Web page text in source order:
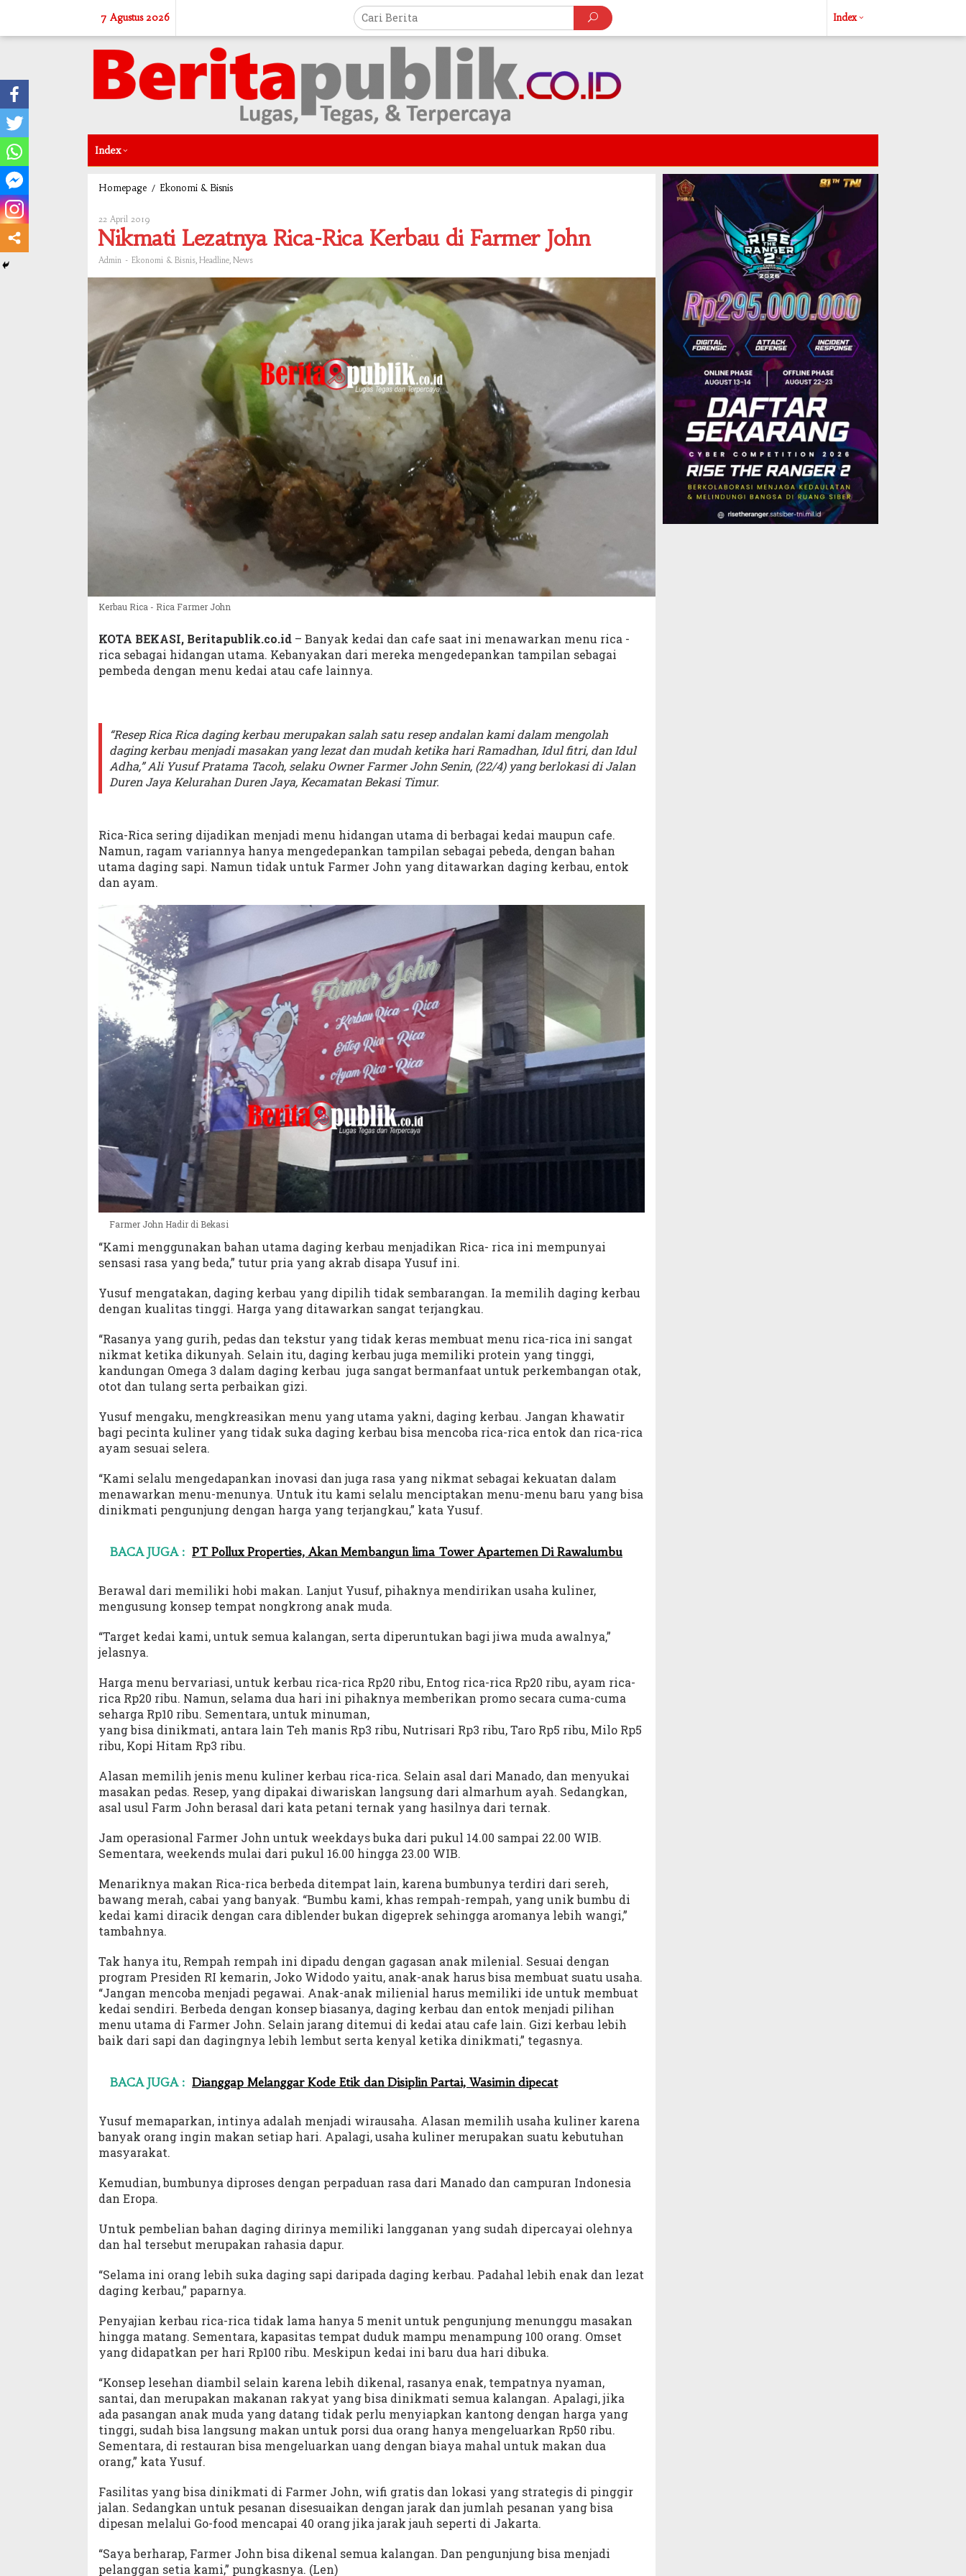
7 Agustus 2026 Index
Index
Homepage / Ekonomi & Bisnis
Kerbau
Farmer
John
22 April 2019
Admin
Nikmati Lezatnya Rica-Rica Kerbau di Farmer John
Admin - Ekonomi & Bisnis, Headline, News
Kerbau Rica - Rica Farmer John
KOTA BEKASI, Beritapublik.co.id – Banyak kedai dan cafe saat ini menawarkan menu rica -
rica sebagai hidangan utama. Kebanyakan dari mereka mengedepankan tampilan sebagai
pembeda dengan menu kedai atau cafe lainnya.
“Resep Rica Rica daging kerbau merupakan salah satu resep andalan kami dalam mengolah
daging kerbau menjadi masakan yang lezat dan mudah ketika hari Ramadhan, Idul fitri, dan Idul
Adha,” Ali Yusuf Pratama Tacoh, selaku Owner Farmer John Senin, (22/4) yang berlokasi di Jalan
Duren Jaya Kelurahan Duren Jaya, Kecamatan Bekasi Timur.
Rica-Rica sering dijadikan menjadi menu hidangan utama di berbagai kedai maupun cafe.
Namun, ragam variannya hanya mengedepankan tampilan sebagai pebeda, dengan bahan
utama daging sapi. Namun tidak untuk Farmer John yang ditawarkan daging kerbau, entok
dan ayam.
Farmer John Hadir di Bekasi
“Kami menggunakan bahan utama daging kerbau menjadikan Rica- rica ini mempunyai
sensasi rasa yang beda,” tutur pria yang akrab disapa Yusuf ini.
Yusuf mengatakan, daging kerbau yang dipilih tidak sembarangan. Ia memilih daging kerbau
dengan kualitas tinggi. Harga yang ditawarkan sangat terjangkau.
“Rasanya yang gurih, pedas dan tekstur yang tidak keras membuat menu rica-rica ini sangat
nikmat ketika dikunyah. Selain itu, daging kerbau juga memiliki protein yang tinggi,
kandungan Omega 3 dalam daging kerbau juga sangat bermanfaat untuk perkembangan otak,
otot dan tulang serta perbaikan gizi.
Yusuf mengaku, mengkreasikan menu yang utama yakni, daging kerbau. Jangan khawatir
bagi pecinta kuliner yang tidak suka daging kerbau bisa mencoba rica-rica entok dan rica-rica
ayam sesuai selera.
“Kami selalu mengedapankan inovasi dan juga rasa yang nikmat sebagai kekuatan dalam
menawarkan menu-menunya. Untuk itu kami selalu menciptakan menu-menu baru yang bisa
dinikmati pengunjung dengan harga yang terjangkau,” kata Yusuf.
BACA JUGA : PT Pollux Properties, Akan Membangun lima Tower Apartemen Di Rawalumbu
Berawal dari memiliki hobi makan. Lanjut Yusuf, pihaknya mendirikan usaha kuliner,
mengusung konsep tempat nongkrong anak muda.
“Target kedai kami, untuk semua kalangan, serta diperuntukan bagi jiwa muda awalnya,”
jelasnya.
Harga menu bervariasi, untuk kerbau rica-rica Rp20 ribu, Entog rica-rica Rp20 ribu, ayam rica-
rica Rp20 ribu. Namun, selama dua hari ini pihaknya memberikan promo secara cuma-cuma
seharga Rp10 ribu. Sementara, untuk minuman,
yang bisa dinikmati, antara lain Teh manis Rp3 ribu, Nutrisari Rp3 ribu, Taro Rp5 ribu, Milo Rp5
ribu, Kopi Hitam Rp3 ribu.
Alasan memilih jenis menu kuliner kerbau rica-rica. Selain asal dari Manado, dan menyukai
masakan pedas. Resep, yang dipakai diwariskan langsung dari almarhum ayah. Sedangkan,
asal usul Farm John berasal dari kata petani ternak yang hasilnya dari ternak.
Jam operasional Farmer John untuk weekdays buka dari pukul 14.00 sampai 22.00 WIB.
Sementara, weekends mulai dari pukul 16.00 hingga 23.00 WIB.
Menariknya makan Rica-rica berbeda ditempat lain, karena bumbunya terdiri dari sereh,
bawang merah, cabai yang banyak. “Bumbu kami, khas rempah-rempah, yang unik bumbu di
kedai kami diracik dengan cara diblender bukan digeprek sehingga aromanya lebih wangi,”
tambahnya.
Tak hanya itu, Rempah rempah ini dipadu dengan gagasan anak milenial. Sesuai dengan
program Presiden RI kemarin, Joko Widodo yaitu, anak-anak harus bisa membuat suatu usaha.
“Jangan mencoba menjadi pegawai. Anak-anak milienial harus memiliki ide untuk membuat
kedai sendiri. Berbeda dengan konsep biasanya, daging kerbau dan entok menjadi pilihan
menu utama di Farmer John. Selain jarang ditemui di kedai atau cafe lain. Gizi kerbau lebih
baik dari sapi dan dagingnya lebih lembut serta kenyal ketika dinikmati,” tegasnya.
BACA JUGA : Dianggap Melanggar Kode Etik dan Disiplin Partai, Wasimin dipecat
Yusuf memaparkan, intinya adalah menjadi wirausaha. Alasan memilih usaha kuliner karena
banyak orang ingin makan setiap hari. Apalagi, usaha kuliner merupakan suatu kebutuhan
masyarakat.
Kemudian, bumbunya diproses dengan perpaduan rasa dari Manado dan campuran Indonesia
dan Eropa.
Untuk pembelian bahan daging dirinya memiliki langganan yang sudah dipercayai olehnya
dan hal tersebut merupakan rahasia dapur.
“Selama ini orang lebih suka daging sapi daripada daging kerbau. Padahal lebih enak dan lezat
daging kerbau,” paparnya.
Penyajian kerbau rica-rica tidak lama hanya 5 menit untuk pengunjung menunggu masakan
hingga matang. Sementara, kapasitas tempat duduk mampu menampung 100 orang. Omset
yang didapatkan per hari Rp100 ribu. Meskipun kedai ini baru dua hari dibuka.
“Konsep lesehan diambil selain karena lebih dikenal, rasanya enak, tempatnya nyaman,
santai, dan merupakan makanan rakyat yang bisa dinikmati semua kalangan. Apalagi, jika
ada pasangan anak muda yang datang tidak perlu menyiapkan kantong dengan harga yang
tinggi, sudah bisa langsung makan untuk porsi dua orang hanya mengeluarkan Rp50 ribu.
Sementara, di restauran bisa mengeluarkan uang dengan biaya mahal untuk makan dua
orang,” kata Yusuf.
Fasilitas yang bisa dinikmati di Farmer John, wifi gratis dan lokasi yang strategis di pinggir
jalan. Sedangkan untuk pesanan disesuaikan dengan jarak dan jumlah pesanan yang bisa
dipesan melalui Go-food mencapai 40 orang jika jarak jauh seperti di Jakarta.
“Saya berharap, Farmer John bisa dikenal semua kalangan. Dan pengunjung bisa menjadi
pelanggan setia kami,” pungkasnya. (Len)